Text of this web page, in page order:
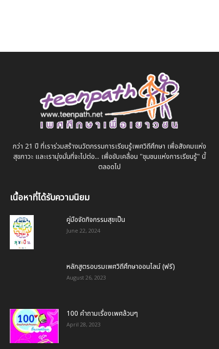
กว่า 21 ปี ที่เราร่วมสร้างนวัตกรรมการเรียนรู้เพศวิถีศึกษา เพื่อสังคมแห่ง
สุขภาวะ และเรามุ่งมั่นที่จะไปต่อ... เพื่อขับเคลื่อน "ชุมชนแห่งการเรียนรู้" นี้
ตลอดไป
เนื้อหาที่ได้รับความนิยม
คู่มือจัดกิจกรรมสุขเป็น
June 22, 2024
หลักสูตรอบรมเพศวิถีศึกษาออนไลน์ (ฟรี)
August 26, 2023
100 คำถามเรื่องเพศล้วนๆ
April 28, 2023